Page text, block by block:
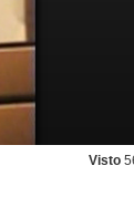
Visto